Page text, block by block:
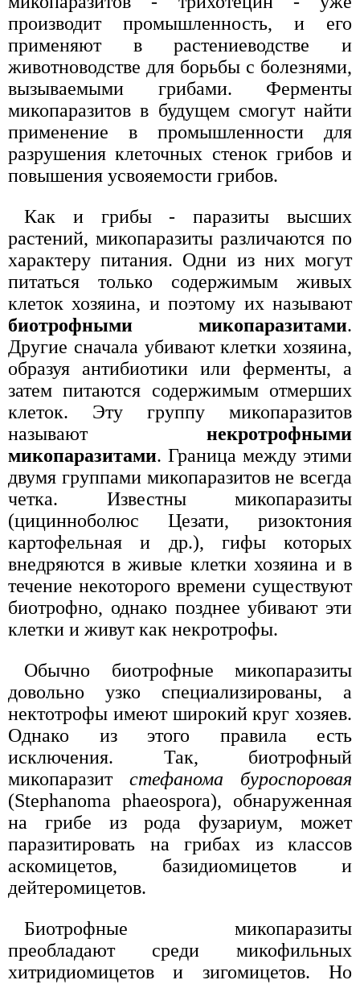
производит промышленность, и его
применяют в растениеводстве и
животноводстве для борьбы с болезнями,
вызываемыми грибами. Ферменты
микопаразитов в будущем смогут найти
применение в промышленности для
разрушения клеточных стенок грибов и
повышения усвояемости грибов.
Как и грибы - паразиты высших
растений, микопаразиты различаются по
характеру питания. Одни из них могут
питаться только содержимым живых
клеток хозяина, и поэтому их называют
биотрофными микопаразитами.
Другие сначала убивают клетки хозяина,
образуя антибиотики или ферменты, а
затем питаются содержимым отмерших
клеток. Эту группу микопаразитов
называют некротрофными
микопаразитами. Граница между этими
двумя группами микопаразитов не всегда
четка. Известны микопаразиты
(цицинноболюс Цезати, ризоктония
картофельная и др.), гифы которых
внедряются в живые клетки хозяина и в
течение некоторого времени существуют
биотрофно, однако позднее убивают эти
клетки и живут как некротрофы.
Обычно биотрофные микопаразиты
довольно узко специализированы, а
нектотрофы имеют широкий круг хозяев.
Однако из этого правила есть
исключения. Так, биотрофный
микопаразит стефанома буроспоровая
(Stephanoma phaeospora), обнаруженная
на грибе из рода фузариум, может
паразитировать на грибах из классов
аскомицетов, базидиомицетов и
дейтеромицетов.
Биотрофные микопаразиты
преобладают среди микофильных
хитридиомицетов и зигомицетов. Но